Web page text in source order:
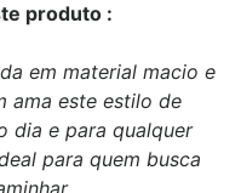
produto :
em material macio e
ama este estilo de
dia e para qualquer
para quem busca